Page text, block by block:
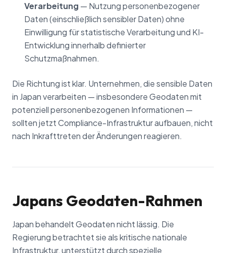
Verarbeitung — Nutzung personenbezogener
Daten (einschließlich sensibler Daten) ohne
Einwilligung für statistische Verarbeitung und KI-
Entwicklung innerhalb definierter
Schutzmaßnahmen.
Die Richtung ist klar. Unternehmen, die sensible Daten
in Japan verarbeiten — insbesondere Geodaten mit
potenziell personenbezogenen Informationen —
sollten jetzt Compliance-Infrastruktur aufbauen, nicht
nach Inkrafttreten der Änderungen reagieren.
Japans Geodaten-Rahmen
Japan behandelt Geodaten nicht lässig. Die
Regierung betrachtet sie als kritische nationale
Infrastruktur, unterstützt durch spezielle